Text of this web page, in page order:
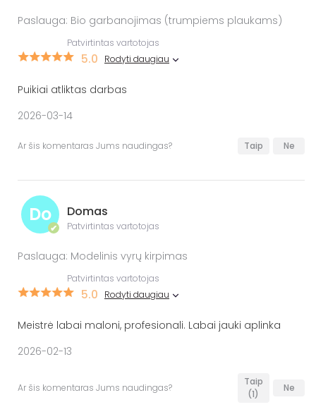
Paslauga: Bio garbanojimas (trumpiems plaukams)
Patvirtintas vartotojas
5.0 Rodyti daugiau
Puikiai atliktas darbas
2026-03-14
Ar šis komentaras Jums naudingas? Taip Ne
Do
✔
Domas
Patvirtintas vartotojas
Paslauga: Modelinis vyrų kirpimas
Patvirtintas vartotojas
5.0 Rodyti daugiau
Meistrė labai maloni, profesionali. Labai jauki aplinka
2026-02-13
Ar šis komentaras Jums naudingas?
Taip
(1)
Ne